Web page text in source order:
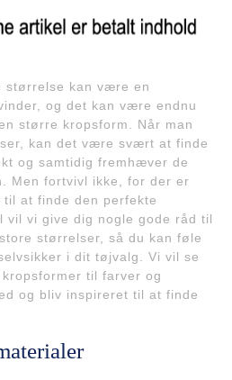
størrelse kan være en
og det kan være endnu
større kropsform. Når man
kan det være svært at finde
og samtidig fremhæver de
Men fortvivl ikke, for der er
at finde den perfekte
vil vi give dig nogle gode råd til
størrelser, så du kan føle
i dit tøjvalg. Vi vil se
til farver og
og bliv inspireret til at finde